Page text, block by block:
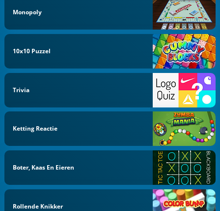
Monopoly
10x10 Puzzel
Trivia
Ketting Reactie
Boter, Kaas En Eieren
Rollende Knikker